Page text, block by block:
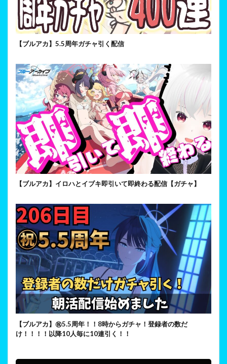
【ブルアカ】5.5周年ガチャ引く配信
【ブルアカ】イロハとイブキ即引いて即終わる配信【ガチャ】
【ブルアカ】㊗5.5周年！！8時からガチャ！登録者の数だ
け！！！！以降10人毎に10連引く！！